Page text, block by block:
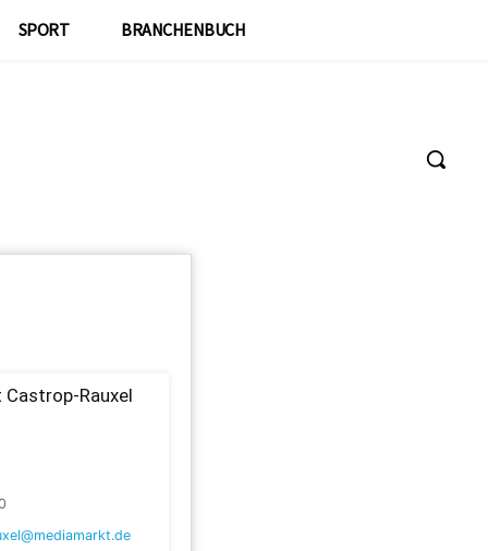
SPORT BRANCHENBUCH
Rauxel